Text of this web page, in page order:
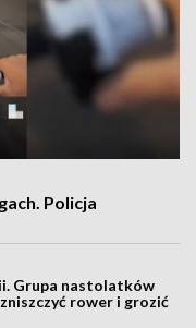
Policja
Grupa nastolatków
rower i grozić